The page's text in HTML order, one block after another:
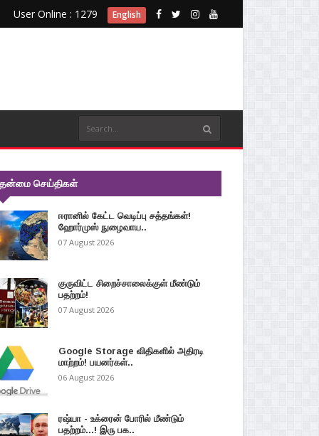
User Online : 1279 English
செய்திகள்
ஈரானில் கேட்ட வெடிப்பு சத்தங்கள்!
ஹோர்முஸ் நுழைவாய..
07 August 2026
குருவிட்ட சிறைச்சாலைக்குள் மீண்டும்
பதற்றம்!
07 August 2026
Google Storage விதிகளில் அதிரடி
மாற்றம்! பயனர்கள்..
06 August 2026
ரஷ்யா - உக்ரைன் போரில் மீண்டும்
பதற்றம்...! இரு பக..